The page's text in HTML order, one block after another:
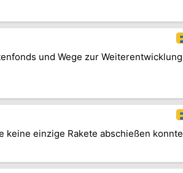
und Wege zur Weiterentwicklung
keine einzige Rakete abschießen konnte